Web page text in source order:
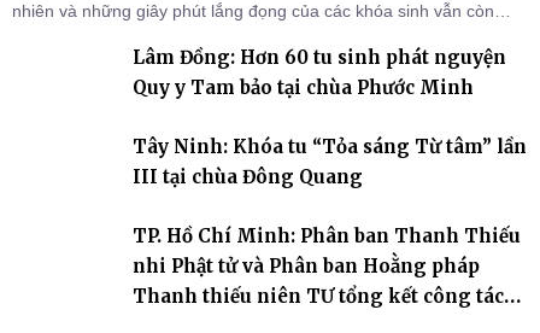
nhiên và những giây phút lắng đọng của các khóa sinh vẫn còn
Tháp). Những tuần tu học ngắn ngủi nhưng đã trở thành hành
trang quý báu, gieo những hạt giống thiện l
Lâm Đồng: Hơn 60 tu sinh phát nguyện
Quy y Tam bảo tại chùa Phước Minh
Tây Ninh: Khóa tu “Tỏa sáng Từ tâm” lần
III tại chùa Đông Quang
TP. Hồ Chí Minh: Phân ban Thanh Thiếu
nhi Phật tử và Phân ban Hoằng pháp
Thanh thiếu niên TƯ tổng kết công tác